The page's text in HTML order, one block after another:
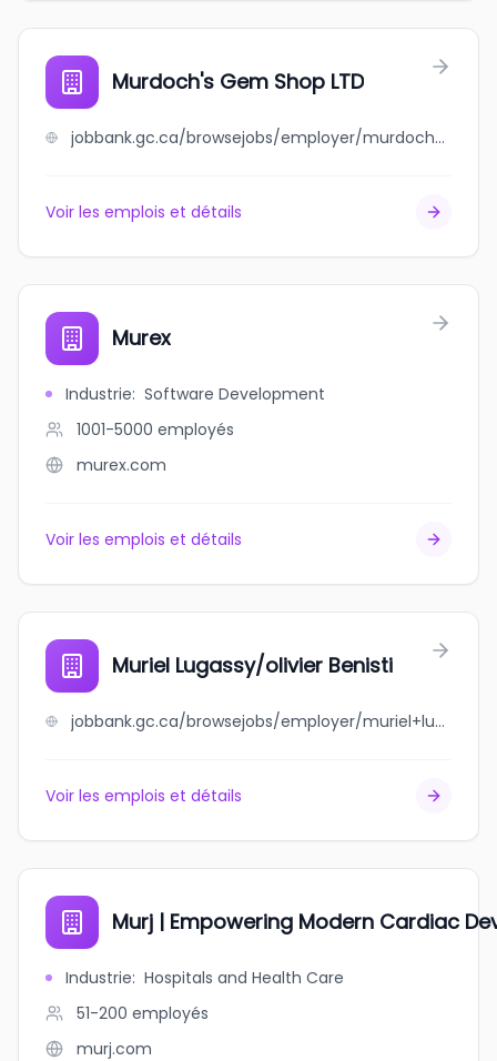
Murdoch's Gem Shop LTD
jobbank.gc.ca/browsejobs/employer/murdoch%27s+gem+shop+ltd/ca
Voir les emplois et détails
Murex
Industrie: Software Development
1001-5000 employés
murex.com
Voir les emplois et détails
Muriel Lugassy/olivier Benisti
jobbank.gc.ca/browsejobs/employer/muriel+lugassy%2Folivier+benisti/ca
Voir les emplois et détails
Murj | Empowering Modern Cardiac
Industrie: Hospitals and Health Care
51-200 employés
murj.com